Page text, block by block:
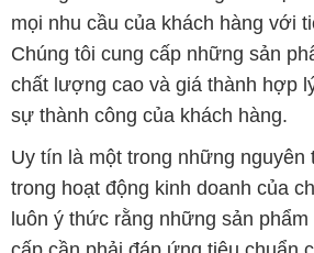
mọi nhu cầu của khách hàng với
Chúng tôi cung cấp những sản
chất lượng cao và giá thành hợp
sự thành công của khách hàng.
Uy tín là một trong những nguyên
trong hoạt động kinh doanh của
luôn ý thức rằng những sản